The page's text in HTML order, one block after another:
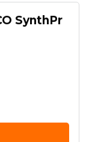
SynthPr